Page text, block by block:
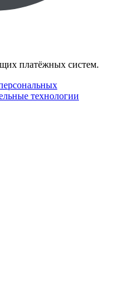
платёжных систем.
технологии